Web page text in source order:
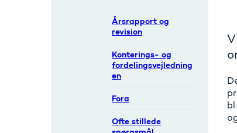
Årsrapport og
revision
Konterings- og
fordelingsvejledning
en
Fora
Ofte stillede